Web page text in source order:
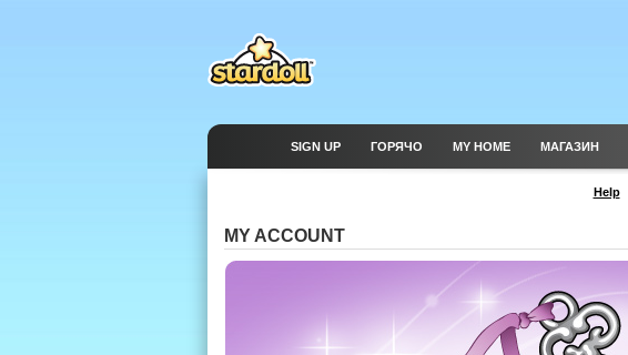
SIGN UP ГОРЯЧО MY HOME МАГАЗИН
Help
MY ACCOUNT